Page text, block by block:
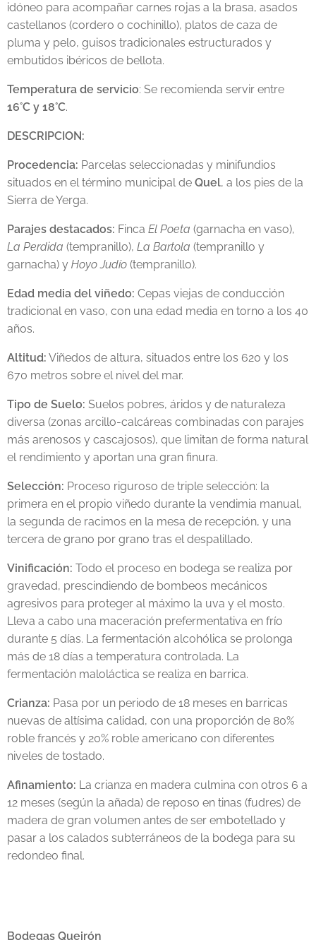
idóneo para acompañar carnes rojas a la brasa, asados
castellanos (cordero o cochinillo), platos de caza de
pluma y pelo, guisos tradicionales estructurados y
embutidos ibéricos de bellota.
Temperatura de servicio: Se recomienda servir entre
16°C y 18°C.
DESCRIPCION:
Procedencia: Parcelas seleccionadas y minifundios
situados en el término municipal de Quel, a los pies de la
Sierra de Yerga.
Parajes destacados: Finca El Poeta (garnacha en vaso),
La Perdida (tempranillo), La Bartola (tempranillo y
garnacha) y Hoyo Judío (tempranillo).
Edad media del viñedo: Cepas viejas de conducción
tradicional en vaso, con una edad media en torno a los 40
años.
Altitud: Viñedos de altura, situados entre los 620 y los
670 metros sobre el nivel del mar.
Tipo de Suelo: Suelos pobres, áridos y de naturaleza
diversa (zonas arcillo-calcáreas combinadas con parajes
más arenosos y cascajosos), que limitan de forma natural
el rendimiento y aportan una gran finura.
Selección: Proceso riguroso de triple selección: la
primera en el propio viñedo durante la vendimia manual,
la segunda de racimos en la mesa de recepción, y una
tercera de grano por grano tras el despalillado.
Vinificación: Todo el proceso en bodega se realiza por
gravedad, prescindiendo de bombeos mecánicos
agresivos para proteger al máximo la uva y el mosto.
Lleva a cabo una maceración prefermentativa en frío
durante 5 días. La fermentación alcohólica se prolonga
más de 18 días a temperatura controlada. La
fermentación maloláctica se realiza en barrica.
Crianza: Pasa por un periodo de 18 meses en barricas
nuevas de altísima calidad, con una proporción de 80%
roble francés y 20% roble americano con diferentes
niveles de tostado.
Afinamiento: La crianza en madera culmina con otros 6 a
12 meses (según la añada) de reposo en tinas (fudres) de
madera de gran volumen antes de ser embotellado y
pasar a los calados subterráneos de la bodega para su
redondeo final.
Bodegas Queirón